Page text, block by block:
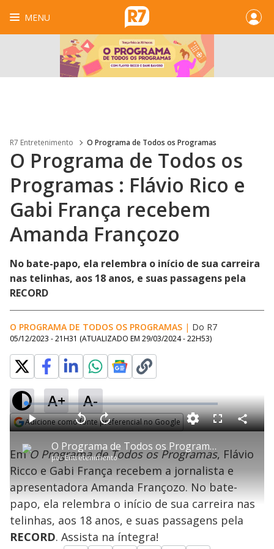
MENU
R7 Entretenimento O Programa de Todos os Programas
O Programa de Todos os
Programas : Flávio Rico e
Gabi França recebem
Amanda Françozo
No bate-papo, ela relembra o início de sua carreira
nas telinhas, aos 18 anos, e suas passagens pela
RECORD
O PROGRAMA DE TODOS OS PROGRAMAS | Do R7
05/12/2023 - 21H31 (ATUALIZADO EM 29/03/2024 - 22H53)
A+ A-
Adicione como fonte preferencial no Google
P
l
a
O Programa de Todos os Programas : Flávio Rico e Gabi França recebem Amanda Françozo
porEntretenimento
P V
t
a
r
1
0
e
g
n
d
o
s
A
n
ç
a
1
0
s
e
u
n
o
s
L
o
a
d
e
:
0
.
0
%
F
c
e
n
C
o
a
r
EmO Programa de Todos os Programas, Flávio
Ricco e Gabi França recebem a jornalista e
apresentadora Amanda Françozo. No bate-
papo, ela relembra o início de sua carreira nas
telinhas, aos 18 anos, e suas passagens pela
RECORD. Assista na íntegra!